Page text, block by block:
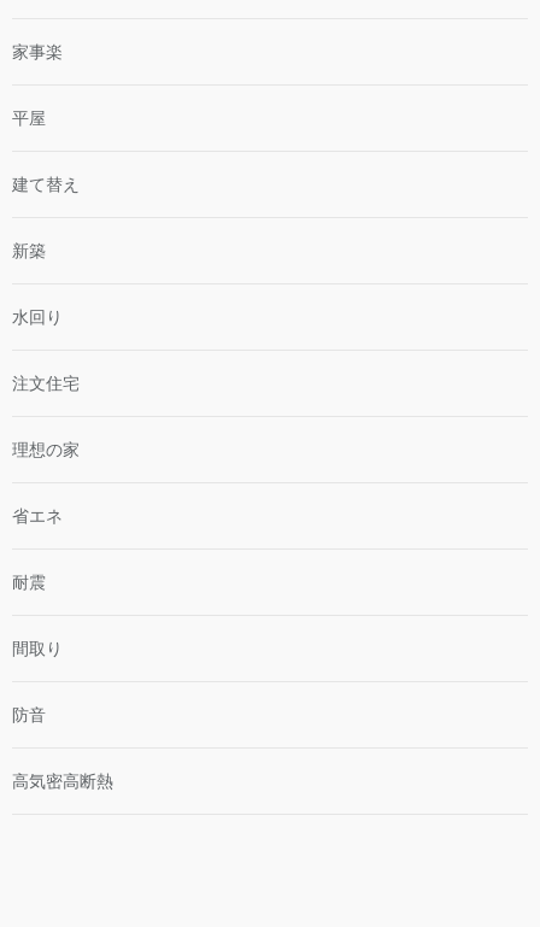
家事楽
平屋
建て替え
新築
水回り
注文住宅
理想の家
省エネ
耐震
間取り
防音
高気密高断熱